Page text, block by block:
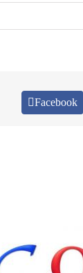
Facebook